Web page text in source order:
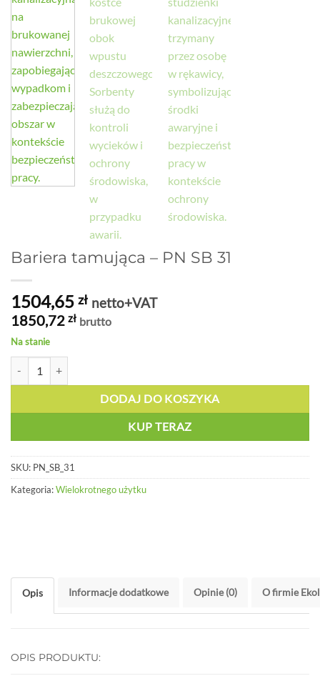
Bariera tamująca – PN SB 31
1504,65 zł netto+VAT
1850,72 zł brutto
Na stanie
DODAJ DO KOSZYKA
KUP TERAZ
SKU: PN_SB_31
Kategoria:Wielokrotnego użytku
Opis Informacje dodatkowe Opinie (0) O firmie
OPIS PRODUKTU: